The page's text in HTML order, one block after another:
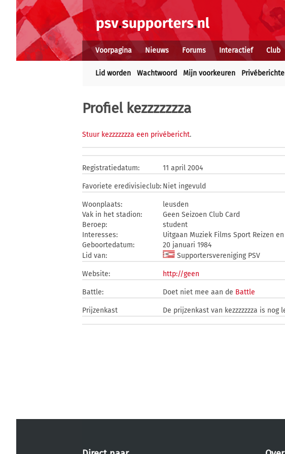
Voorpagina Nieuws Forums Interactief Club
Lid worden Wachtwoord Mijn voorkeuren
Profiel kezzzzzzza
Stuur kezzzzzzza een privébericht.
Registratiedatum: 11 april 2004
Favoriete eredivisieclub: Niet ingevuld
Woonplaats:
leusden
Vak in het stadion:
Geen Seizoen Club Card
Beroep:
student
Interesses:
Uitgaan Muziek Films Sport Reizen
Geboortedatum:
20 januari 1984
Lid van:
Supportersvereniging PSV
Website: http://geen
Battle: Doet niet mee aan de Battle
Prijzenkast De prijzenkast van kezzzzzzza is nog